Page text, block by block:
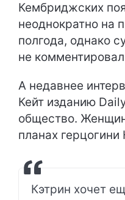
Кембриджских
неоднократно на
полгода, однако
не
А недавнее
Кейт изданию
общество.
планах
Кэтрин хочет